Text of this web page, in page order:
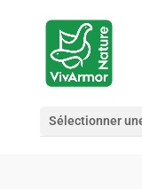
Sélectionner